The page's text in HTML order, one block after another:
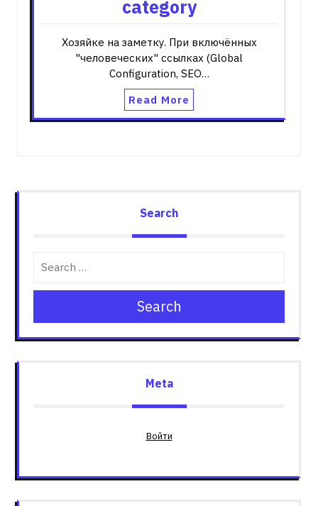
category
Хозяйке на заметку. При включённых
"человеческих" ссылках (Global
Configuration, SEO…
Read More
Search
Search
Meta
Войти